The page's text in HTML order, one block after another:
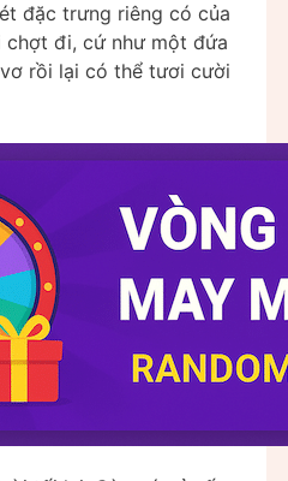
đặc trưng riêng có của
chợt đi, cứ như một đứa
rồi lại có thể tươi cười